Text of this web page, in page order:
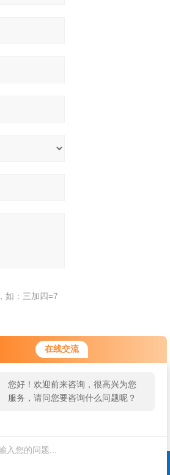
在线交流
您好！欢迎前来咨询，很高兴为您
服务，请问您要咨询什么问题呢？
如：三加四=7